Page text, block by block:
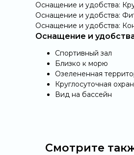
Оснащение и удобства:
Оснащение и удобства:
Оснащение и удобства:
Оснащение и
Спортивный зал
Близко к морю
Озелененная
Круглосуточная
Вид на бассейн
Смотрите